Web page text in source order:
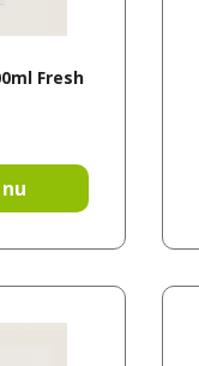
Fresh